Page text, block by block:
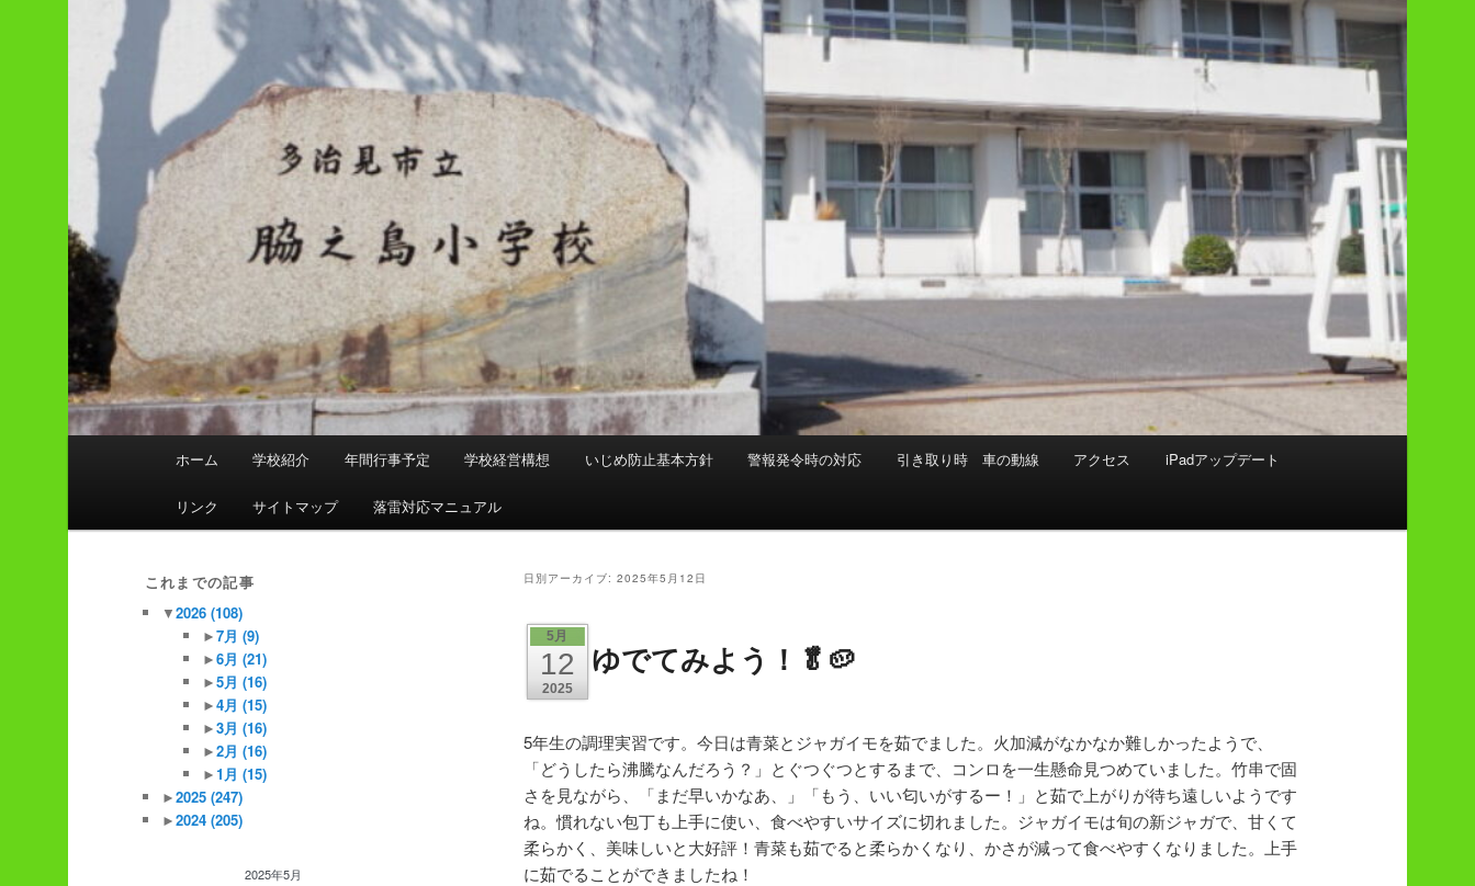
メ
ホーム 学校紹介 年間行事予定 学校経営構想 いじめ防止基本方針 警報発令時の対応 引き取り時 車の動線 アクセス iPadアップデート
リンク サイトマップ 落雷対応マニュアル
日別アーカイブ: 2025年5月12日
5月
12
2025
ゆでてみよう！🥬🥔
5年生の調理実習です。今日は青菜とジャガイモを茹でました。火加減がなかなか難しかったようで、
「どうしたら沸騰なんだろう？」とぐつぐつとするまで、コンロを一生懸命見つめていました。竹串で固
さを見ながら、「まだ早いかなあ、」「もう、いい匂いがするー！」と茹で上がりが待ち遠しいようです
ね。慣れない包丁も上手に使い、食べやすいサイズに切れました。ジャガイモは旬の新ジャガで、甘くて
柔らかく、美味しいと大好評！青菜も茹でると柔らかくなり、かさが減って食べやすくなりました。上手
に茹でることができましたね！
これまでの記事
▼2026 (108)
►7月(9)
►6月(21)
►5月(16)
►4月(15)
►3月(16)
►2月(16)
►1月(15)
►2025 (247)
►2024 (205)
2025年5月